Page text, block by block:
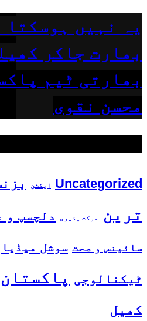
یہ نہیں ہوسکتا
بھارت جاکر
بھارتی ٹیم
محسن نقوی
Uncategorized ایکشن
ترین
حرکت پذیری دلچسپ و
سائینس و صحت سوشل میڈیا
ٹیکنالوجی پاکستان
کھیل